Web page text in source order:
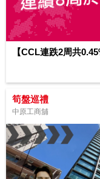
【CCL連跌2周共
筍盤巡禮
中原工商舖